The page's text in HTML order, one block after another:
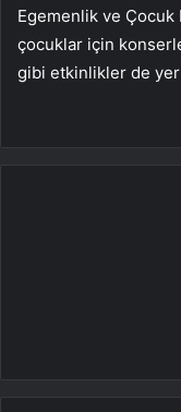
Egemenlik ve Çocuk
çocuklar için
gibi etkinlikler de yer